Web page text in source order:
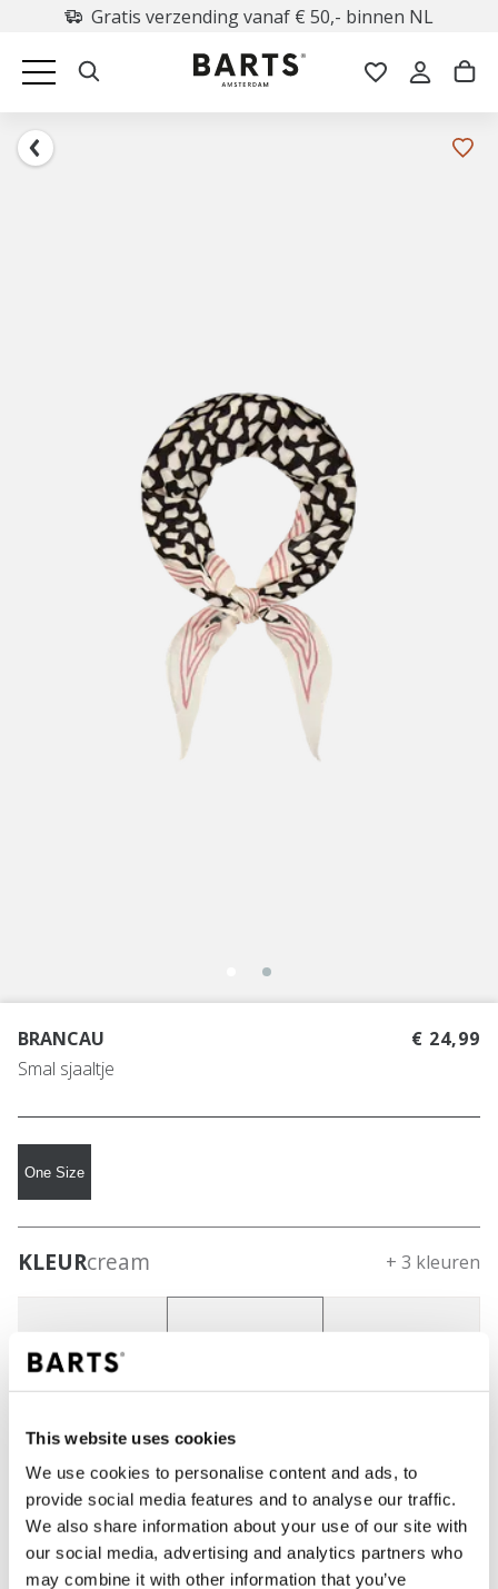
This website uses cookies
We use cookies to personalise content and ads, to
provide social media features and to analyse our traffic.
We also share information about your use of our site with
our social media, advertising and analytics partners who
may combine it with other information that you’ve
Gratis verzending vanaf € 50,- binnen NL
BRANCAU
Smal sjaaltje
€ 24,99
One Size
KLEURcream + 3 kleuren